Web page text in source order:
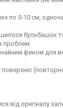
по 5-10 см,
бульбашок
проблем.
феном для
від оригіналу